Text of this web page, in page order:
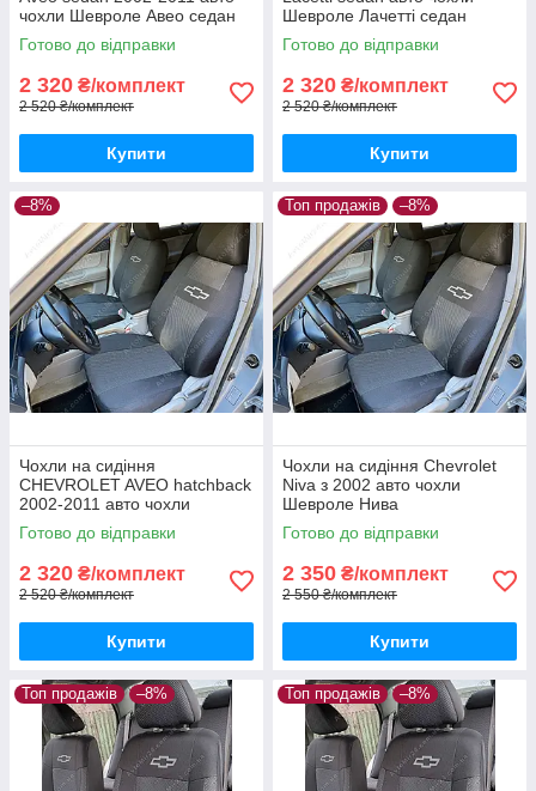
чохли Шевроле Авео седан
Готово до відправки
2 320 ₴/комплект
2 520 ₴/комплект
Купити
Шевроле Лачетті седан
Готово до відправки
2 320 ₴/комплект
2 520 ₴/комплект
Купити
–8%
Чохли на сидіння
CHEVROLET AVEO hatchback
2002-2011 авто чохли
ШЕВРОЛЕ АВЕО хетчбек
(спинка суцільна, горби)
Готово до відправки
2 320 ₴/комплект
2 520 ₴/комплект
Купити
Топ продажів –8%
Чохли на сидіння Chevrolet
Niva з 2002 авто чохли
Шевроле Нива
Готово до відправки
2 350 ₴/комплект
2 550 ₴/комплект
Купити
Топ продажів –8% Топ продажів –8%